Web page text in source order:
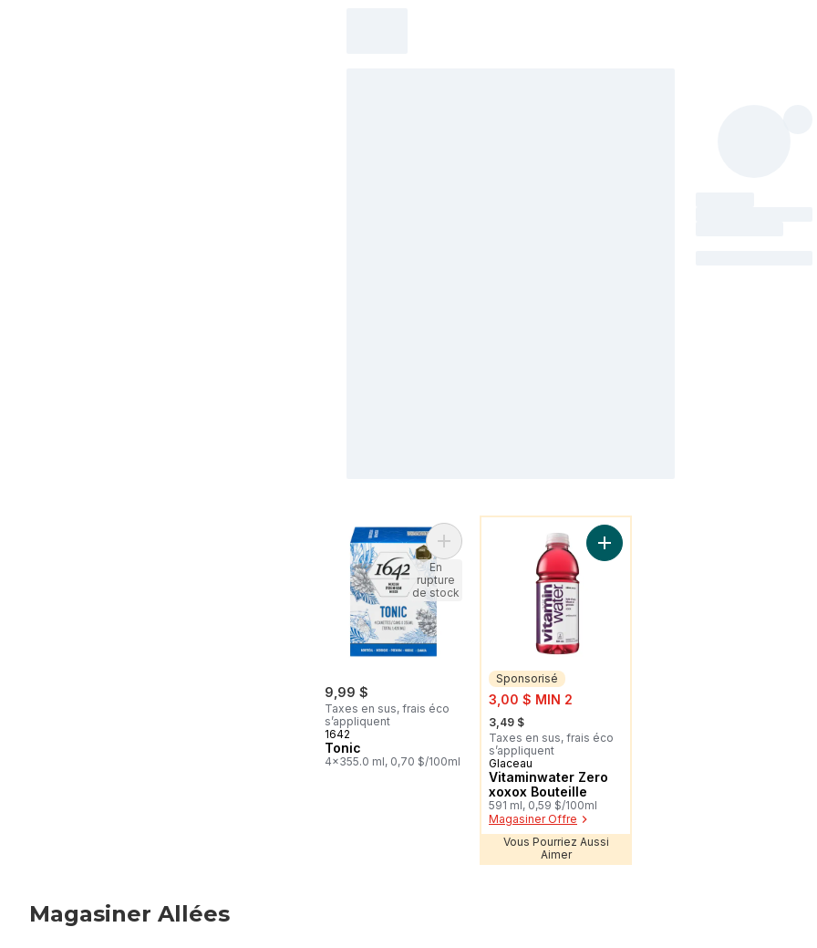
9,99 $
Taxes en sus, frais éco
s’appliquent
1642
Tonic
4x355.0 ml, 0,70 $/100ml
Ajouter Tonic au panier
En
rupture
de stock
Vous Pourriez Aussi Aimer
Sponsorisé
sale:
3,00 $ MIN 2
, formerly:
3,49 $
Taxes en sus, frais éco
s’appliquent
Sponsorisé
Glaceau
Vitaminwater Zero
xoxox Bouteille
591 ml, 0,59 $/100ml
Magasiner Offre
Ajouter Vitaminwater Zero xoxox
Vous Pourriez Aussi
Aimer
Magasiner Allées